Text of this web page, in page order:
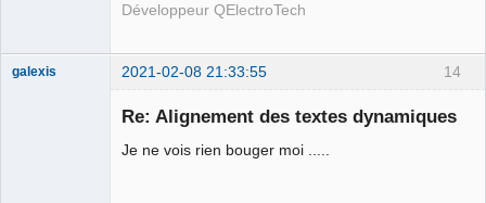
Développeur QElectroTech
14
galexis 2021-02-08 21:33:55
Re: Alignement des textes dynamiques
Je ne vois rien bouger moi .....